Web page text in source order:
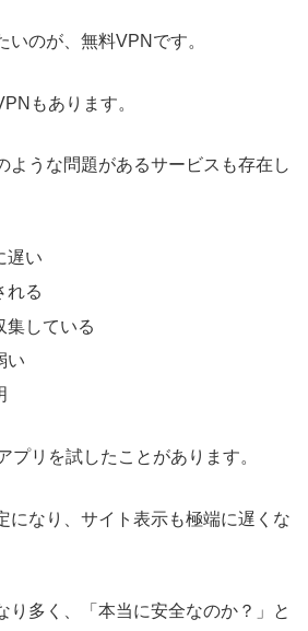
いのが、無料VPNです。
もあります。
ような問題があるサービスも存在し
遅い
れる
集している
い
プリを試したことがあります。
になり、サイト表示も極端に遅くな
り多く、「本当に安全なのか？」と